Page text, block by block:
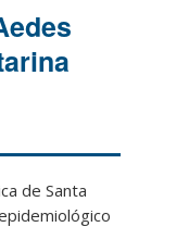
de Santa